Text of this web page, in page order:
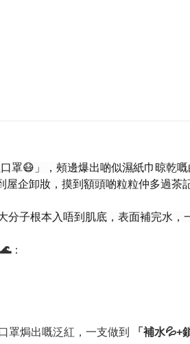
罩😷」，頰邊爆出啲似濕紙巾晾乾
企卸妝，摸到額頭啲粒粒仲多過茶
分子根本入唔到肌底，表面補完水，
：
罩焗出嘅泛紅，一支做到 「補水💦+